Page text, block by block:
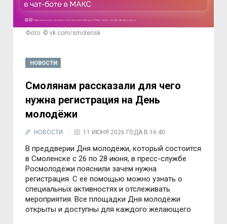
Фото: © vk.com/smolensk
НОВОСТИ
Смолянам рассказали для чего
нужна регистрация на День
молодёжи
НОВОСТИ 11 ИЮНЯ 2026 ГОДА В 16:40
В преддверии Дня молодёжи, который состоится
в Смоленске с 26 по 28 июня, в пресс-службе
Росмолодёжи пояснили зачем нужна
регистрация. С её помощью можно узнать о
специальных активностях и отслеживать
мероприятия. Все площадки Дня молодёжи
открыты и доступны для каждого желающего